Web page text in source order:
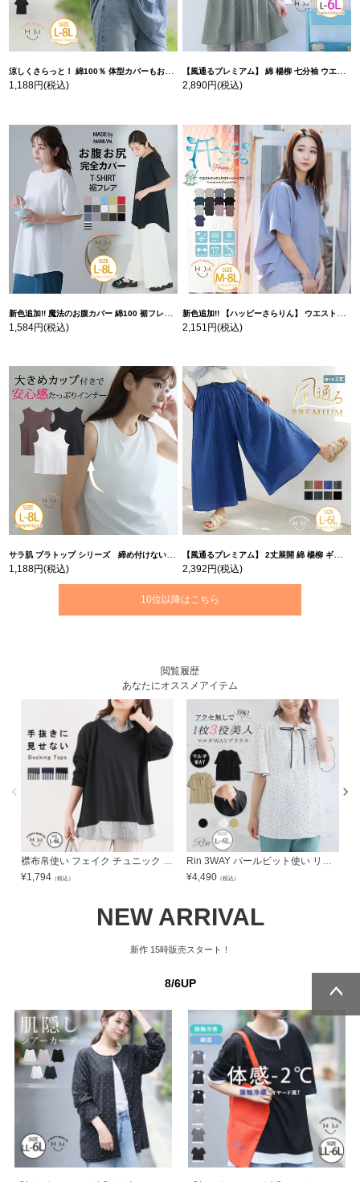
涼しくさらっと！ 綿100％ 体型カバーもお洒落も叶える 風合いコットン ゆるシルエット ドルマン | 大きいサイズの通販ならハッピーマリリン
1,188円(税込)
【風通るプレミアム】 綿 楊柳 七分袖 ウエストギャザー ブラウス | 大きいサイズの通販ならハッピーマリリン
2,890円(税込)
新色追加!! 魔法のお腹カバー 綿100 裾フレア Tシャツ | 大きいサイズの通販ならハッピーマリリン
1,584円(税込)
新色追加!! 【ハッピーさらりん】 ウエストタック入り スッキリ魅せ コクーントップス | 大きいサイズの通販ならハッピーマリリン
2,151円(税込)
サラ肌 ブラトップ シリーズ 締め付けない リブ タンクトップ | 大きいサイズの通販ならハッピーマリリン
1,188円(税込)
【風通るプレミアム】 2丈展開 綿 楊柳 ギャザー フレア スカンツ 【ウェストゴム】 | 大きいサイズの通販ならハッピーマリリン
2,392円(税込)
10位以降はこちら
閲覧履歴
あなたにオススメアイテム
¥1,794 （税込）
¥4,490 （税込）
NEW ARRIVAL
新作 15時販売スタート！
8/6UP
プへ
プへ